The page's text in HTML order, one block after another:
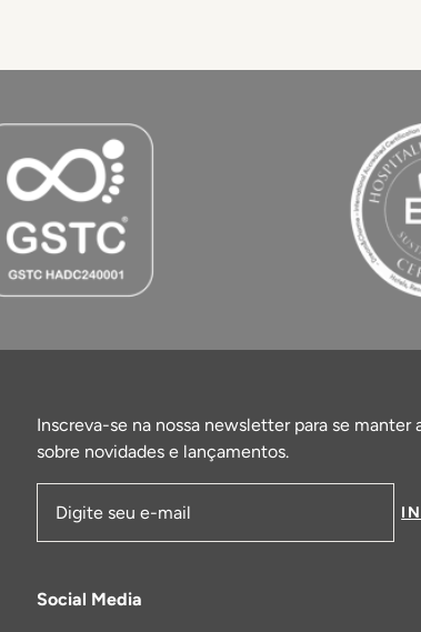
Inscreva-se na nossa newsletter para se manter
sobre novidades e lançamentos.
Endereço de email
Social Media